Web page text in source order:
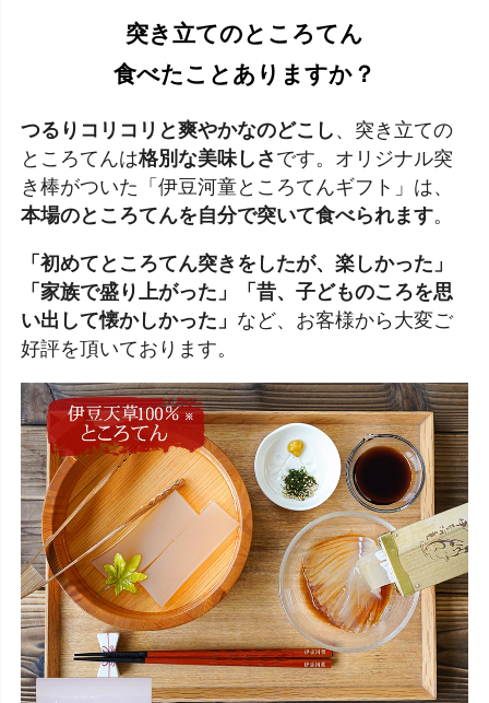
突き立てのところてん
食べたことありますか？
つるりコリコリと爽やかなのどこし 、突き立ての
ところてんは格別な美味しさ です。オリジナル突
き棒がついた「伊豆河童ところてんギフト」は、
本場のところてんを自分で突いて食べられます。
「初めてところてん突きをしたが、楽しかった」
「家族で盛り上がった」「昔、子どものころを思
い出して懐かしかった」 など、お客様から大変ご
好評を頂いております。